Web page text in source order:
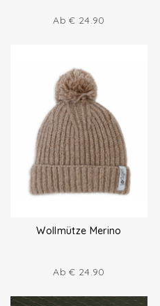
Ab€ 24.90
Wollmütze Merino
Ab€ 24.90